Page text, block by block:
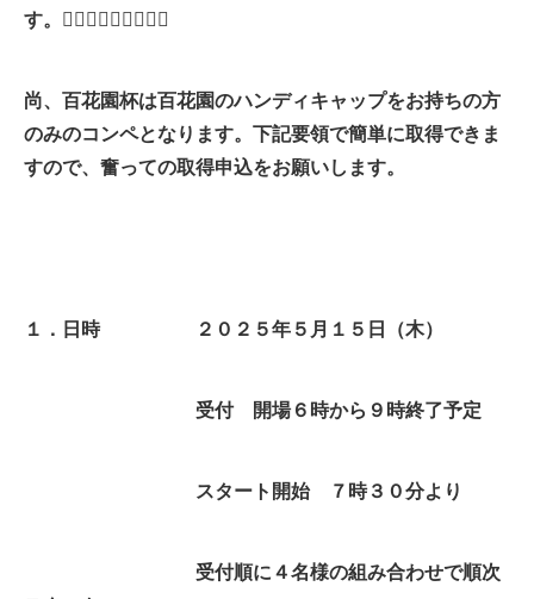
す。🙋🏼‍♀️🙋🏼‍♀️🙋🏼‍♀️
尚、百花園杯は百花園のハンディキャップをお持ちの方
のみのコンペとなります。下記要領で簡単に取得できま
すので、奮っての取得申込をお願いします。
１．日時 ２０２５年５月１５日（木）
受付 開場６時から９時終了予定
スタート開始 ７時３０分より
受付順に４名様の組み合わせで順次